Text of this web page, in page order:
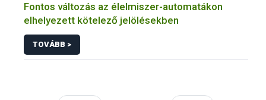
Fontos változás az élelmiszer-automatákon
elhelyezett kötelező jelölésekben
TOVÁBB >